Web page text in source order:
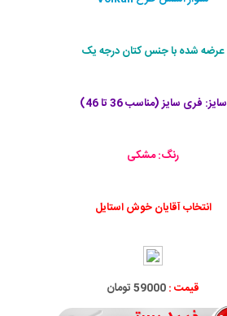
عرضه شده با جنس کتان درجه یک
سایز: فری سایز (مناسب 36 تا 46)
رنگ: مشکی
انتخاب آقایان خوش استایل
قیمت :59000 تومان